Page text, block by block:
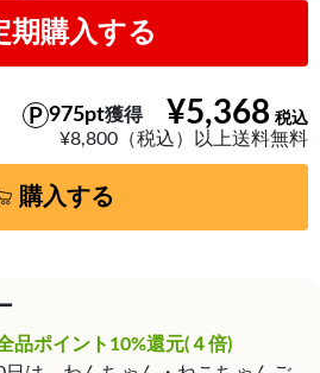
期購入する
¥5,368
975pt獲得
¥8,800（税込）以上送料無料
購入する
品ポイント10%還元(４倍)